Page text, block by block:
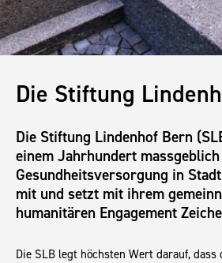
Die Stiftung
Die Stiftung Lindenhof Bern
einem Jahrhundert
Gesundheitsversorgung in
mit und setzt mit ihrem
humanitären Engagement
Die SLB legt höchsten Wert darauf, dass